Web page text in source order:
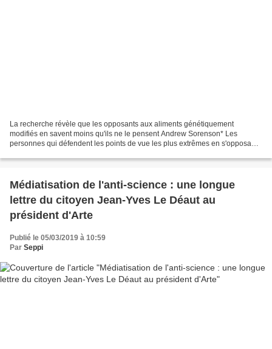
La recherche révèle que les opposants aux aliments génétiquement
modifiés en savent moins qu'ils ne le pensent Andrew Sorenson* Les
personnes qui défendent les points de vue les plus extrêmes en s'opposant
Médiatisation de l'anti-science : une longue
lettre du citoyen Jean-Yves Le Déaut au
président d'Arte
Publié le 05/03/2019 à 10:59
Par Seppi